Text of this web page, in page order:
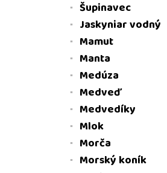
Šupinavec
Jaskyniar vodný
Mamut
Manta
Medúza
Medveď
Medvedíky
Mlok
Morča
Morský koník